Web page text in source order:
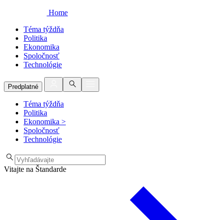
Home
Téma týždňa
Politika
Ekonomika
Spoločnosť
Technológie
Predplatné
Téma týždňa
Politika
Ekonomika >
Spoločnosť
Technológie
Vitajte na Štandarde